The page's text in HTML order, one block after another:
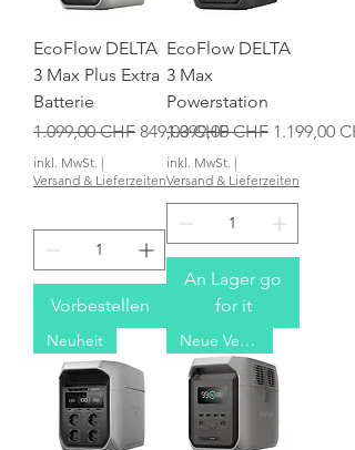
EcoFlow DELTA
3 Max Plus Extra
Batterie
Standardpreis
1.099,00 CHF Sale-Preis
849,00 CHF
inkl. MwSt. |
Versand & Lieferzeiten
Vorbestellen
EcoFlow DELTA
3 Max
Powerstation
Standardpreis
1.399,00 CHF Sale-Preis
1.199,00
inkl. MwSt. |
Versand & Lieferzeiten
An Lager go
for it
Neuheit Neue Version